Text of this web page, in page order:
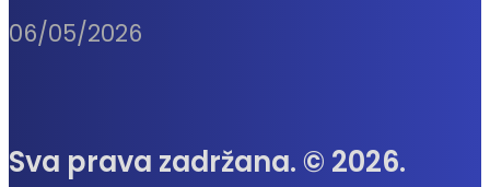
06/05/2026
Sva prava zadržana. © 2026.